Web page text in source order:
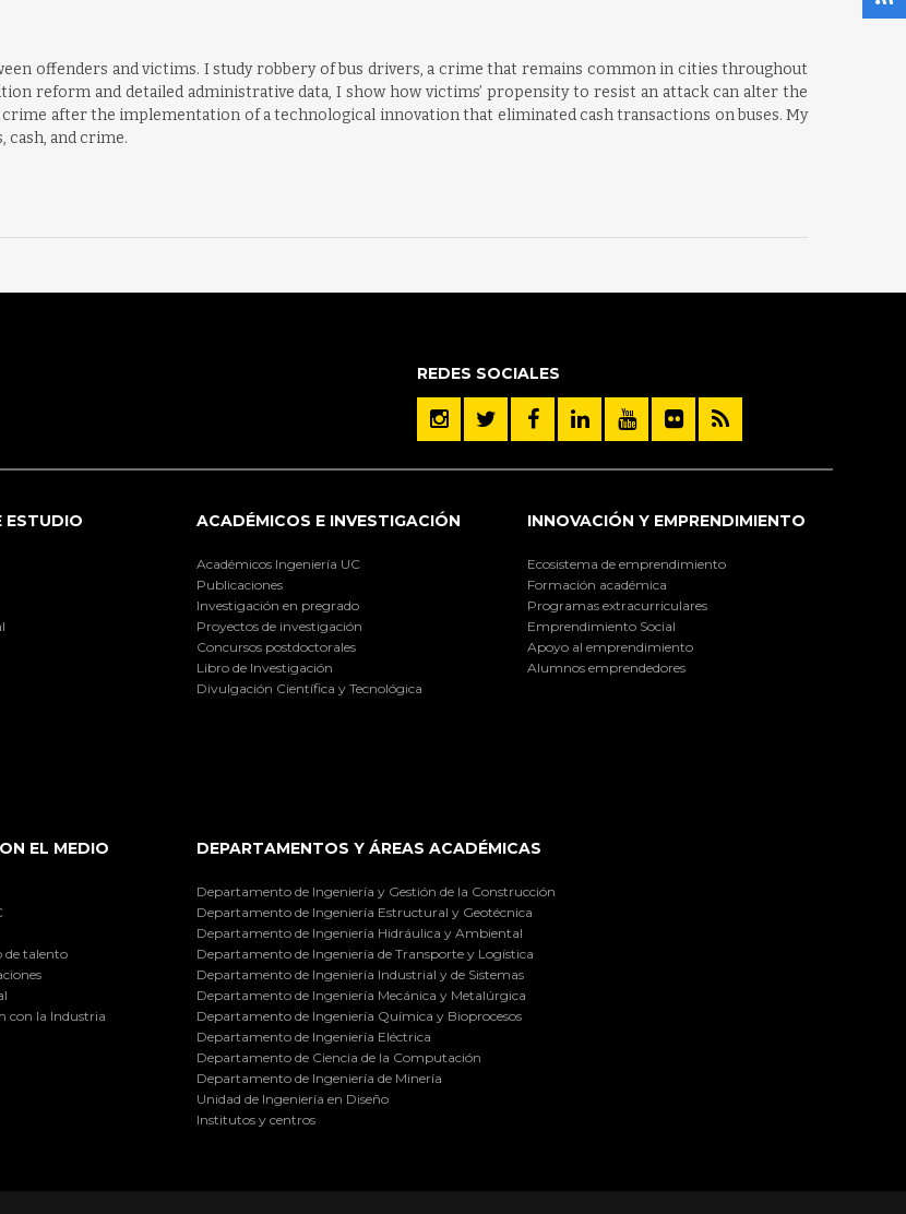
offenders and victims. I study robbery of bus drivers, a crime that remains common in cities throughout
reform and detailed administrative data, I show how victims’ propensity to resist an attack can alter the
after the implementation of a technological innovation that eliminated cash transactions on buses. My
and crime.
REDES SOCIALES
ESTUDIO ACADÉMICOS E INVESTIGACIÓN
Académicos Ingeniería UC
Publicaciones
Investigación en pregrado
Proyectos de investigación
Concursos postdoctorales
Libro de Investigación
Divulgación Científica y Tecnológica
INNOVACIÓN Y EMPRENDIMIENTO
Ecosistema de emprendimiento
Formación académica
Programas extracurriculares
Emprendimiento Social
Apoyo al emprendimiento
Alumnos emprendedores
EL MEDIO
de talento
con la Industria
DEPARTAMENTOS Y ÁREAS ACADÉMICAS
Departamento de Ingeniería y Gestión de la Construcción
Departamento de Ingeniería Estructural y Geotécnica
Departamento de Ingeniería Hidráulica y Ambiental
Departamento de Ingeniería de Transporte y Logística
Departamento de Ingeniería Industrial y de Sistemas
Departamento de Ingeniería Mecánica y Metalúrgica
Departamento de Ingeniería Química y Bioprocesos
Departamento de Ingeniería Eléctrica
Departamento de Ciencia de la Computación
Departamento de Ingeniería de Minería
Unidad de Ingeniería en Diseño
Institutos y centros